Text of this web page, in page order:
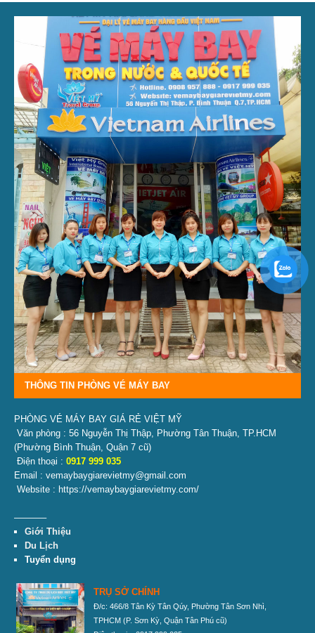
THÔNG TIN PHÒNG VÉ MÁY BAY
PHÒNG VÉ MÁY BAY GIÁ RẺ VIỆT MỸ
Văn phòng : 56 Nguyễn Thị Thập, Phường Tân Thuận, TP.HCM
(Phường Bình Thuận, Quận 7 cũ)
Điện thoại : 0917 999 035
Email : vemaybaygiarevietmy@gmail.com
Website : https://vemaybaygiarevietmy.com/
———–
Giới Thiệu
Du Lịch
Tuyển dụng
TRỤ SỞ CHÍNH
Đ/c: 466/8 Tân Kỳ Tân Qúy, Phường Tân Sơn Nhì,
TPHCM (P. Sơn Kỳ, Quận Tân Phú cũ)